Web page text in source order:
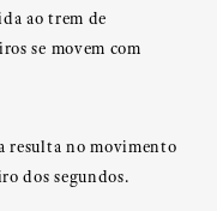
ao trem de
se movem com
resulta no movimento
dos segundos.